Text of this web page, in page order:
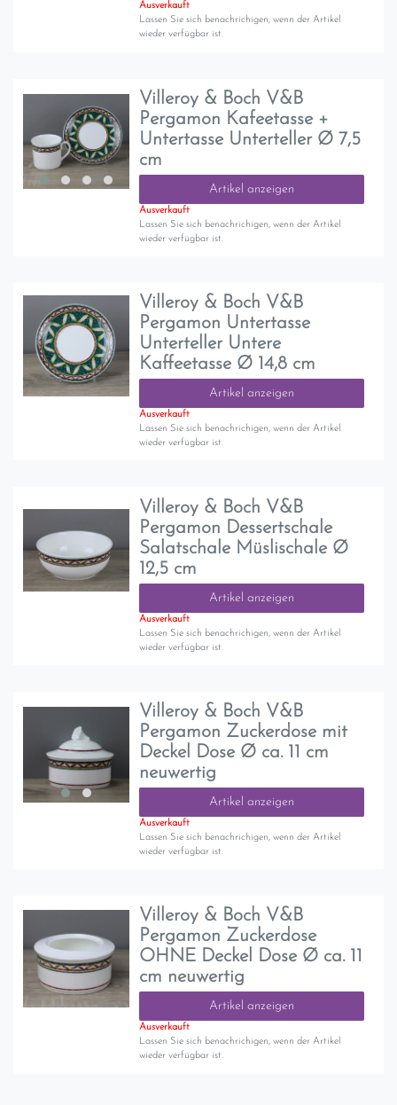
Ausverkauft
Lassen Sie sich benachrichigen, wenn der Artikel
wieder verfügbar ist.
Villeroy & Boch V&B
Pergamon Kafeetasse +
Untertasse Unterteller Ø 7,5
cm
Artikel anzeigen
Ausverkauft
Lassen Sie sich benachrichigen, wenn der Artikel
wieder verfügbar ist.
Villeroy & Boch V&B
Pergamon Untertasse
Unterteller Untere
Kaffeetasse Ø 14,8 cm
Artikel anzeigen
Ausverkauft
Lassen Sie sich benachrichigen, wenn der Artikel
wieder verfügbar ist.
Villeroy & Boch V&B
Pergamon Dessertschale
Salatschale Müslischale Ø
12,5 cm
Artikel anzeigen
Ausverkauft
Lassen Sie sich benachrichigen, wenn der Artikel
wieder verfügbar ist.
Villeroy & Boch V&B
Pergamon Zuckerdose mit
Deckel Dose Ø ca. 11 cm
neuwertig
Artikel anzeigen
Ausverkauft
Lassen Sie sich benachrichigen, wenn der Artikel
wieder verfügbar ist.
Villeroy & Boch V&B
Pergamon Zuckerdose
OHNE Deckel Dose Ø ca. 11
cm neuwertig
Artikel anzeigen
Ausverkauft
Lassen Sie sich benachrichigen, wenn der Artikel
wieder verfügbar ist.